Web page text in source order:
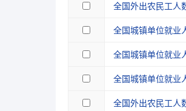
全国外出农民工人
全国城镇单位就业
全国城镇单位就业
全国城镇单位就业
全国外出农民工人